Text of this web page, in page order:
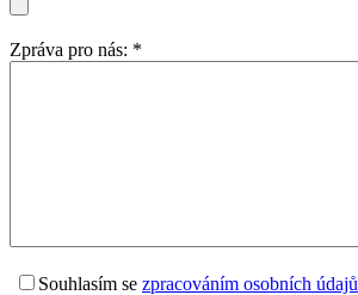
Zpráva pro nás: *
Souhlasím se zpracováním osobních údajů